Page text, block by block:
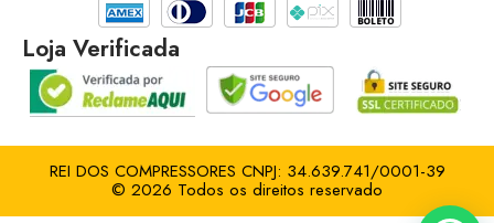
Loja Verificada
REI DOS COMPRESSORES CNPJ: 34.639.741/0001-39
© 2026 Todos os direitos reservado